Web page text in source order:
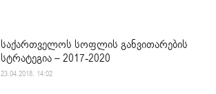
საქართველოს სოფლის განვითარების
სტრატეგია – 2017-2020
23.04.2018. 14:02